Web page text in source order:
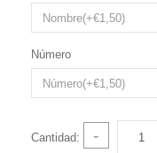
Número
Cantidad: -